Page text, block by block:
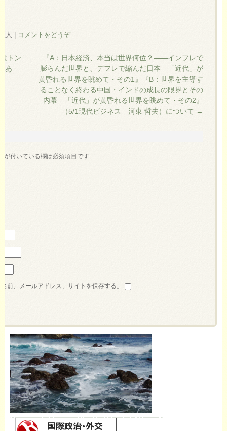
人 コメントをどうぞ
トン
あ
『A：日本経済、本当は世界何位？――インフレで
膨らんだ世界と、デフレで縮んだ日本 「近代」が
黄昏れる世界を眺めて・その1』『B：世界を主導す
ることなく終わる中国・インドの成長の限界とその
内幕 「近代」が黄昏れる世界を眺めて・その2』
（5/1現代ビジネス 河東 哲夫）について →
が付いている欄は必須項目です
前、メールアドレス、サイトを保存する。